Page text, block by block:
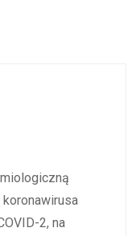
2, na